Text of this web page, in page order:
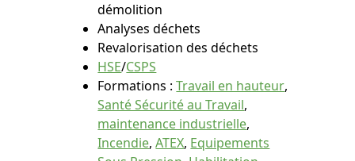
démolition
Analyses déchets
Revalorisation des déchets
HSE/CSPS
Formations :Travail en hauteur,
Santé Sécurité au Travail,
maintenance industrielle,
Incendie,ATEX, Equipements